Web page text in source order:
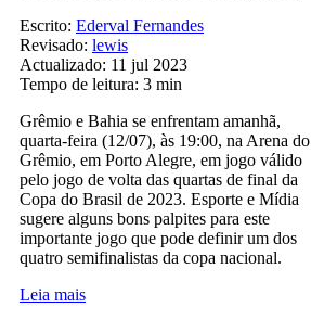
Escrito: Ederval Fernandes
Revisado: lewis
Actualizado: 11 jul 2023
Tempo de leitura: 3 min
Grêmio e Bahia se enfrentam amanhã,
quarta-feira (12/07), às 19:00, na Arena do
Grêmio, em Porto Alegre, em jogo válido
pelo jogo de volta das quartas de final da
Copa do Brasil de 2023. Esporte e Mídia
sugere alguns bons palpites para este
importante jogo que pode definir um dos
quatro semifinalistas da copa nacional.
Leia mais